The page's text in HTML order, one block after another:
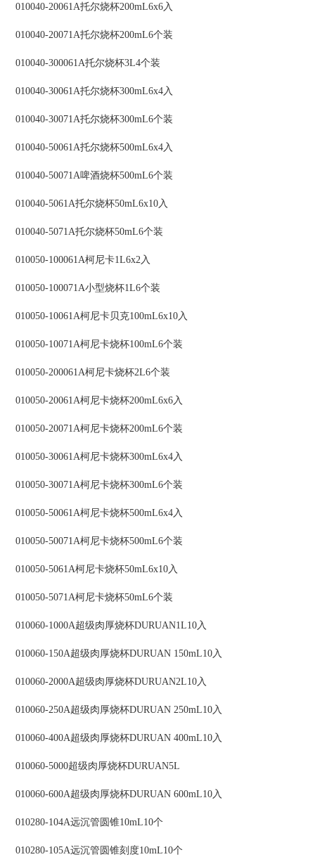
010040-20061A托尔烧杯200mL6x6入
010040-20071A托尔烧杯200mL6个装
010040-300061A托尔烧杯3L4个装
010040-30061A托尔烧杯300mL6x4入
010040-30071A托尔烧杯300mL6个装
010040-50061A托尔烧杯500mL6x4入
010040-50071A啤酒烧杯500mL6个装
010040-5061A托尔烧杯50mL6x10入
010040-5071A托尔烧杯50mL6个装
010050-100061A柯尼卡1L6x2入
010050-100071A小型烧杯1L6个装
010050-10061A柯尼卡贝克100mL6x10入
010050-10071A柯尼卡烧杯100mL6个装
010050-200061A柯尼卡烧杯2L6个装
010050-20061A柯尼卡烧杯200mL6x6入
010050-20071A柯尼卡烧杯200mL6个装
010050-30061A柯尼卡烧杯300mL6x4入
010050-30071A柯尼卡烧杯300mL6个装
010050-50061A柯尼卡烧杯500mL6x4入
010050-50071A柯尼卡烧杯500mL6个装
010050-5061A柯尼卡烧杯50mL6x10入
010050-5071A柯尼卡烧杯50mL6个装
010060-1000A超级肉厚烧杯DURUAN1L10入
010060-150A超级肉厚烧杯DURUAN 150mL10入
010060-2000A超级肉厚烧杯DURUAN2L10入
010060-250A超级肉厚烧杯DURUAN 250mL10入
010060-400A超级肉厚烧杯DURUAN 400mL10入
010060-5000超级肉厚烧杯DURUAN5L
010060-600A超级肉厚烧杯DURUAN 600mL10入
010280-104A远沉管圆锥10mL10个
010280-105A远沉管圆锥刻度10mL10个